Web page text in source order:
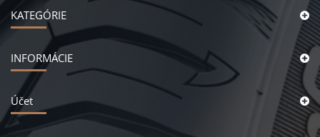
KATEGÓRIE
INFORMÁCIE
Účet